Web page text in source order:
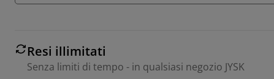
Resi illimitati
Senza limiti di tempo - in qualsiasi negozio JYSK